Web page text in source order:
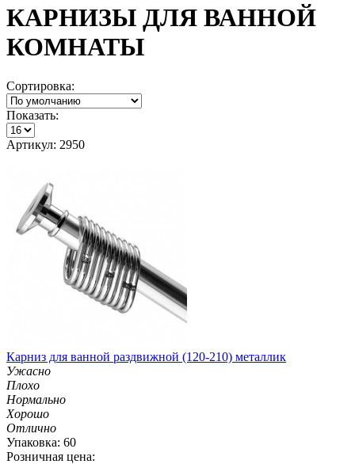
КАРНИЗЫ ДЛЯ ВАННОЙ
КОМНАТЫ
Сортировка:
Показать:
Артикул: 2950
Карниз для ванной раздвижной (120-210) металлик
Ужасно
Плохо
Нормально
Хорошо
Отлично
Упаковка: 60
Розничная цена: